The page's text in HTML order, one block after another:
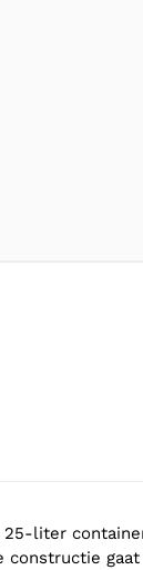
25-liter
constructie gaat